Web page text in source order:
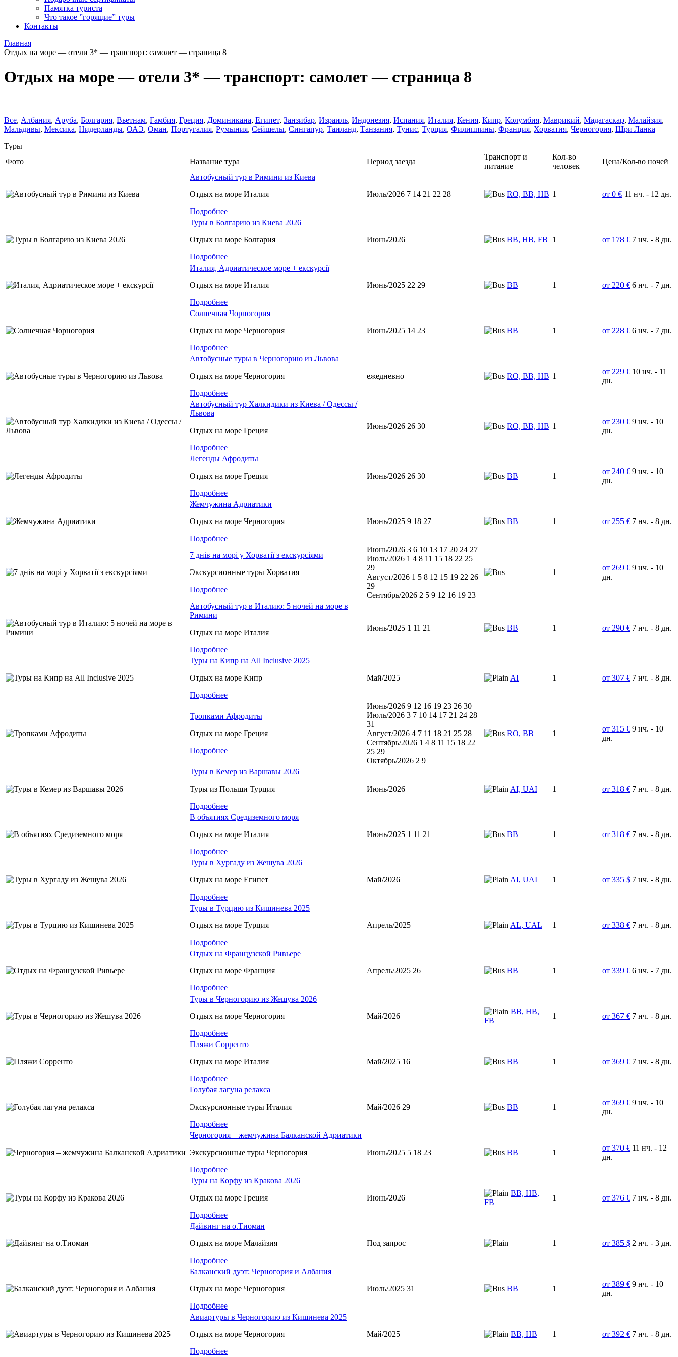
Памятка туриста
Что такое ”горящие” туры
Контакты
Главная
Отдых на море — отели 3* — транспорт: самолет — страница 8
Отдых на море — отели 3* — транспорт: самолет — страница 8
Все, Албания, Аруба, Болгария, Вьетнам, Гамбия, Греция, Доминиканa, Египет, Занзибар, Израиль, Индонезия, Испания, Италия, Кения, Кипр, Колумбия, Маврикий, Мадагаскар, Малайзия,
Мальдивы, Мексика, Нидерланды, ОАЭ, Оман, Португалия, Румыния, Сейшелы, Сингапур, Таиланд, Танзания, Тунис, Турция, Филиппины, Франция, Хорватия, Черногория, Шри Ланка
Туры
Фото
Название тура Период заезда
Транспорт и
питание
Кол-во
человек
Цена/Кол-во ночей
Автобусный тур в Римини из Киева
Отдых на море Италия
Подробнее
Июль/2026 7 14 21 22 28 RO, BB, HB 1 от 0 € 11 нч. - 12 дн.
Туры в Болгарию из Киева 2026
Отдых на море Болгария
Подробнее
Июнь/2026 BB, HB, FB 1 от 178 € 7 нч. - 8 дн.
Италия, Адриатическое море + екскурсії
Отдых на море Италия
Подробнее
Июнь/2025 22 29 BB 1 от 220 € 6 нч. - 7 дн.
Солнечная Чорногория
Отдых на море Черногория
Подробнее
Июнь/2025 14 23 BB 1 от 228 € 6 нч. - 7 дн.
Автобусные туры в Черногорию из Львова
Отдых на море Черногория
Подробнее
ежедневно RO, BB, HB 1
от 229 € 10 нч. - 11
дн.
Автобусный тур Халкидики из Киева / Одессы /
Львова
Отдых на море Греция
Подробнее
Июнь/2026 26 30 RO, BB, HB 1
от 230 € 9 нч. - 10
дн.
Легенды Афродиты
Отдых на море Греция
Подробнее
Июнь/2026 26 30 ВВ 1
от 240 € 9 нч. - 10
дн.
Жемчужина Адриатики
Отдых на море Черногория
Подробнее
Июнь/2025 9 18 27 BB 1 от 255 € 7 нч. - 8 дн.
7 днів на морі у Хорватії з екскурсіями
Экскурсионные туры Хорватия
Подробнее
Июнь/2026 3 6 10 13 17 20 24 27
Июль/2026 1 4 8 11 15 18 22 25
29
Август/2026 1 5 8 12 15 19 22 26
29
Сентябрь/2026 2 5 9 12 16 19 23
1
от 269 € 9 нч. - 10
дн.
Автобусный тур в Италию: 5 ночей на море в
Римини
Отдых на море Италия
Подробнее
Июнь/2025 1 11 21 ВВ 1 от 290 € 7 нч. - 8 дн.
Туры на Кипр на All Inclusive 2025
Отдых на море Кипр
Подробнее
Май/2025 AI 1 от 307 € 7 нч. - 8 дн.
Тропками Афродиты
Отдых на море Греция
Подробнее
Июнь/2026 9 12 16 19 23 26 30
Июль/2026 3 7 10 14 17 21 24 28
31
Август/2026 4 7 11 18 21 25 28
Сентябрь/2026 1 4 8 11 15 18 22
25 29
Октябрь/2026 2 9
RO, BB 1
от 315 € 9 нч. - 10
дн.
Туры в Кемер из Варшавы 2026
Туры из Польши Турция
Подробнее
Июнь/2026 AI, UAI 1 от 318 € 7 нч. - 8 дн.
В объятиях Средиземного моря
Отдых на море Италия
Подробнее
Июнь/2025 1 11 21 BB 1 от 318 € 7 нч. - 8 дн.
Туры в Хургаду из Жешува 2026
Отдых на море Египет
Подробнее
Май/2026 AI, UAI 1 от 335 $ 7 нч. - 8 дн.
Туры в Турцию из Кишинева 2025
Отдых на море Турция
Подробнее
Апрель/2025 AL, UAL 1 от 338 € 7 нч. - 8 дн.
Отдых на Французской Ривьере
Отдых на море Франция
Подробнее
Апрель/2025 26 BB 1 от 339 € 6 нч. - 7 дн.
Туры в Черногорию из Жешува 2026
Отдых на море Черногория
Подробнее
Май/2026
BB, HB,
FB
1 от 367 € 7 нч. - 8 дн.
Пляжи Сорренто
Отдых на море Италия
Подробнее
Май/2025 16 BB 1 от 369 € 7 нч. - 8 дн.
Голубая лагуна релакса
Экскурсионные туры Италия
Подробнее
Май/2026 29 BB 1
от 369 € 9 нч. - 10
дн.
Черногория – жемчужина Балканской Адриатики
Экскурсионные туры Черногория
Подробнее
Июнь/2025 5 18 23 BB 1
от 370 € 11 нч. - 12
дн.
Туры на Корфу из Кракова 2026
Отдых на море Греция
Подробнее
Июнь/2026
BB, HB,
FB
1 от 376 € 7 нч. - 8 дн.
Дайвинг на о.Тиоман
Отдых на море Малайзия
Подробнее
Под запрос 1 от 385 $ 2 нч. - 3 дн.
Балканский дуэт: Черногория и Албания
Отдых на море Черногория
Подробнее
Июль/2025 31 ВВ 1
от 389 € 9 нч. - 10
дн.
Авиартуры в Черногорию из Кишинева 2025
Отдых на море Черногория
Подробнее
Май/2025 ВВ, НВ 1 от 392 € 7 нч. - 8 дн.